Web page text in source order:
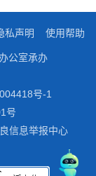
私声明 使用帮助
公室承办
号-1
号
信息举报中心